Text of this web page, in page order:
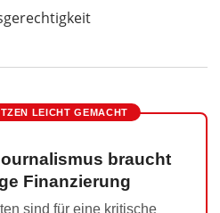
LEICHT GEMACHT
braucht
Finanzierung
sind für eine kritische